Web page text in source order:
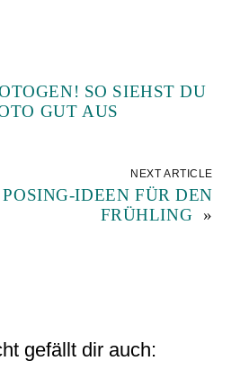
SO SIEHST DU
GUT AUS
NEXT ARTICLE
IDEEN FÜR DEN
FRÜHLING
»
gefällt dir auch: